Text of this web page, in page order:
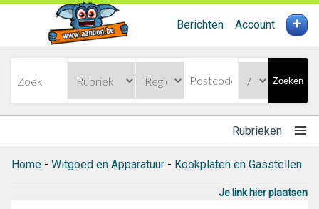
Berichten Account +
Zoeken
Rubrieken
Home - Witgoed en Apparatuur - Kookplaten en Gasstellen
Je link hier plaatsen